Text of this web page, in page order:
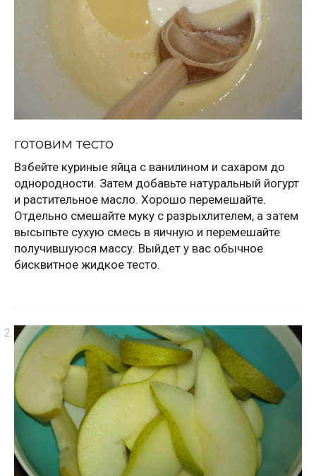
готовим тесто
Взбейте куриные яйца с ванилином и сахаром до
однородности. Затем добавьте натуральный йогурт
и растительное масло. Хорошо перемешайте.
Отдельно смешайте муку с разрыхлителем, а затем
высыпьте сухую смесь в яичную и перемешайте
получившуюся массу. Выйдет у вас обычное
бисквитное жидкое тесто.